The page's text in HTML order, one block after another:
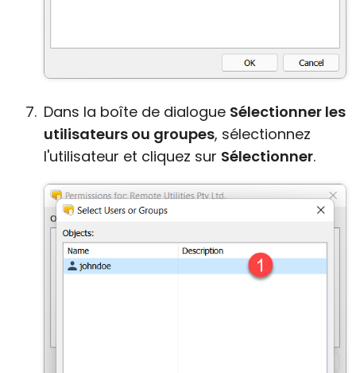
Dans la boîte de dialogue Sélectionner les
utilisateurs ou groupes, sélectionnez
l'utilisateur et cliquez sur Sélectionner.